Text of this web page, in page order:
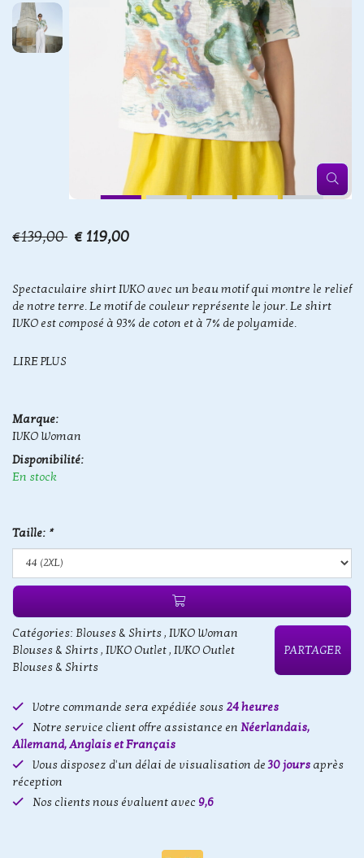
€139,00 € 119,00
Spectaculaire shirt IVKO avec un beau motif qui montre le relief
de notre terre. Le motif de couleur représente le jour. Le shirt
IVKO est composé à 93% de coton et à 7% de polyamide.
LIRE PLUS
Marque:
IVKO Woman
Disponibilité:
En stock
Taille: *
Catégories: Blouses & Shirts, IVKO Woman
Blouses & Shirts, IVKO Outlet, IVKO Outlet
Blouses & Shirts
PARTAGER
Votre commande sera expédiée sous24 heures
Notre service client offre assistance en Néerlandais,
Allemand, Anglais et Français
Vous disposez d'un délai de visualisation de30 jours après
réception
Nos clients nous évaluent avec 9,6